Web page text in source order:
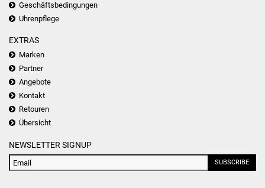
Geschäftsbedingungen
Uhrenpflege
EXTRAS
Marken
Partner
Angebote
Kontakt
Retouren
Übersicht
NEWSLETTER SIGNUP
SUBSCRIBE